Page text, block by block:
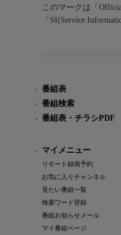
このマークは「
「SI(Service
番組表
番組検索
番組表・チラシPDF
マイメニュー
リモート録画予約
お気に入りチャンネル
見たい番組一覧
検索ワード登録
番組お知らせメール
マイ番組ページ